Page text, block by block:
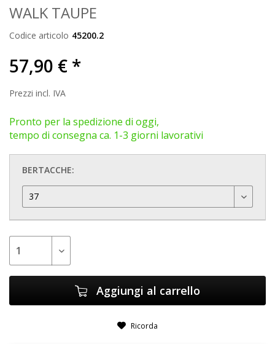
WALK TAUPE
Codice articolo 45200.2
57,90 € *
Prezzi incl. IVA
Pronto per la spedizione di oggi,
tempo di consegna ca. 1-3 giorni lavorativi
BERTACCHE:
Aggiungi al carrello
Ricorda